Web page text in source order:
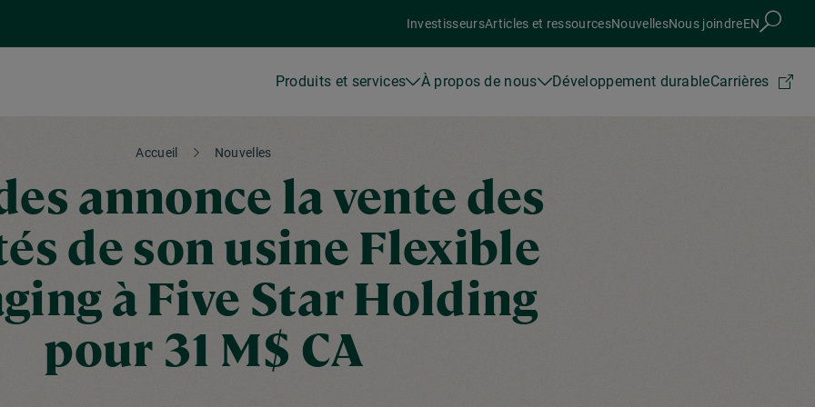
InvestisseursArticles et ressourcesNouvellesNous joindreEN
Produits et services À propos de nous Développement durableCarrières
Accueil Nouvelles
annonce la vente des
de son usine Flexible
à Five Star Holding
pour 31 M$ CA